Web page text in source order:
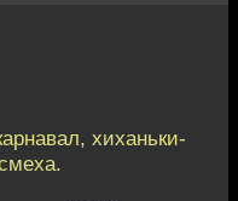
хиханьки-